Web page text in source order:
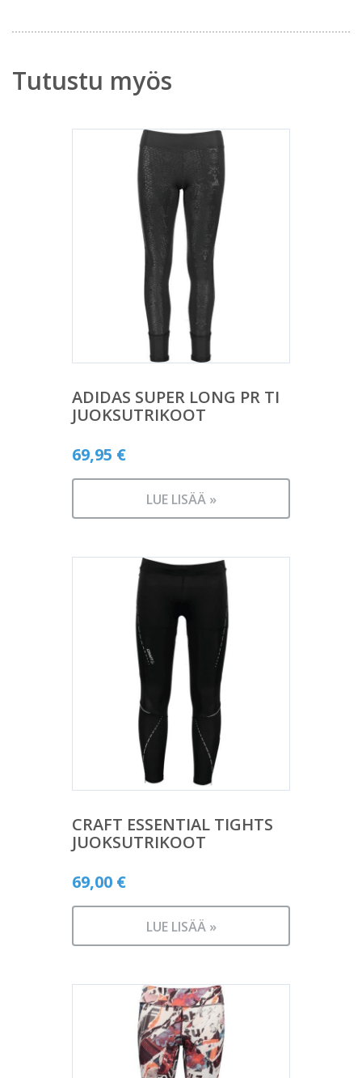
Tutustu myös
ADIDAS SUPER LONG PR TI
JUOKSUTRIKOOT
69,95 €
LUE LISÄÄ »
CRAFT ESSENTIAL TIGHTS
JUOKSUTRIKOOT
69,00 €
LUE LISÄÄ »